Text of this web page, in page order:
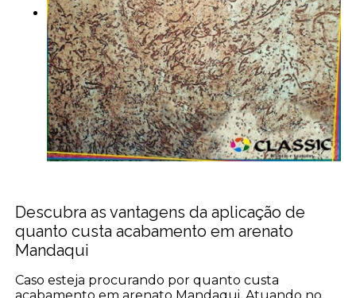
Descubra as vantagens da aplicação de
quanto custa acabamento em arenato
Mandaqui
Caso esteja procurando por quanto custa